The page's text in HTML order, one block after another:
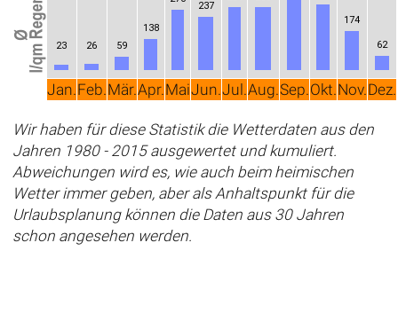
23 26 59
138
237
174
62
Jan.Feb.Mär.Apr.MaiJun.Jul.Aug.Sep.Okt.Nov.Dez.
Wir haben für diese Statistik die Wetterdaten aus den
Jahren 1980 - 2015 ausgewertet und kumuliert.
Abweichungen wird es, wie auch beim heimischen
Wetter immer geben, aber als Anhaltspunkt für die
Urlaubsplanung können die Daten aus 30 Jahren
schon angesehen werden.